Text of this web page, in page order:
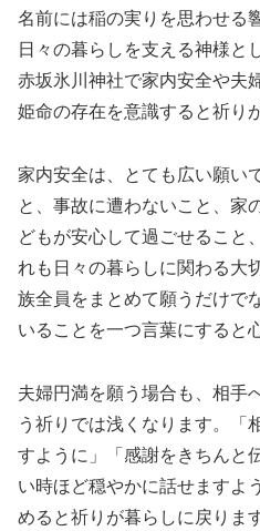
名前には稲の実りを思わせる
日々の暮らしを支える神様と
赤坂氷川神社で家内安全や夫
姫命の存在を意識すると祈り
家内安全は、とても広い願い
と、事故に遭わないこと、家
どもが安心して過ごせること
れも日々の暮らしに関わる大
族全員をまとめて願うだけで
いることを一つ言葉にすると
夫婦円満を願う場合も、相手
う祈りでは浅くなります。「
すように」「感謝をきちんと
い時ほど穏やかに話せますよ
めると祈りが暮らしに戻りま